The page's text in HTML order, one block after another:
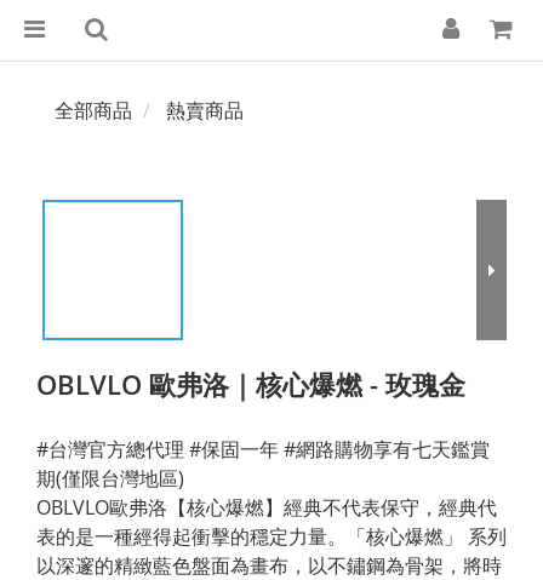
全部商品 熱賣商品
OBLVLO 歐弗洛｜核心爆燃 - 玫瑰金
#台灣官方總代理 #保固一年 #網路購物享有七天鑑賞
期(僅限台灣地區)
OBLVLO歐弗洛【核心爆燃】經典不代表保守，經典代
表的是一種經得起衝擊的穩定力量。「核心爆燃」 系列
以深邃的精緻藍色盤面為畫布，以不鏽鋼為骨架，將時